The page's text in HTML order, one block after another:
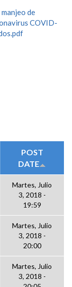
de
COVID-
POST
DATE
Martes, Julio
3, 2018 -
19:59
Martes, Julio
3, 2018 -
20:00
Martes, Julio
3, 2018 -